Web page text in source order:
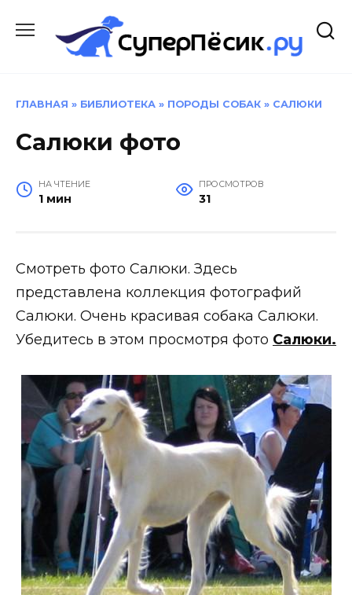
содержанию
ГЛАВНАЯ » БИБЛИОТЕКА » ПОРОДЫ СОБАК » САЛЮКИ
Салюки фото
НА ЧТЕНИЕ
1 мин
ПРОСМОТРОВ
31
Смотреть фото Салюки. Здесь
представлена коллекция фотографий
Салюки. Очень красивая собака Салюки.
Убедитесь в этом просмотря фото Салюки.